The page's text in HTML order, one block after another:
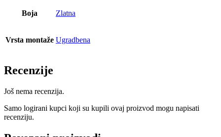
Boja Zlatna
Vrsta montaže Ugradbena
Recenzije
Još nema recenzija.
Samo logirani kupci koji su kupili ovaj proizvod mogu napisati
recenziju.